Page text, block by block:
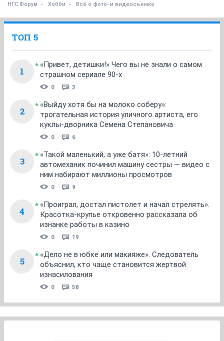
НГС.Форум Хобби Всё о фото- и видеосъемке
ТОП 5
1
«Привет, детишки!» Чего вы не знали о самом
страшном сериале 90-х
0 3
2
«Выйду хотя бы на молоко соберу»:
трогательная история уличного артиста, его
куклы-дворника Семена Степановича
0 6
3
«Такой маленький, а уже батя»: 10-летний
автомеханик починил машину сестры — видео с
ним набирают миллионы просмотров
0 9
4
«Проиграл, достал пистолет и начал стрелять».
Красотка-крупье откровенно рассказала об
изнанке работы в казино
0 19
5
«Дело не в юбке или макияже». Следователь
объяснил, кто чаще становится жертвой
изнасилования
0 58